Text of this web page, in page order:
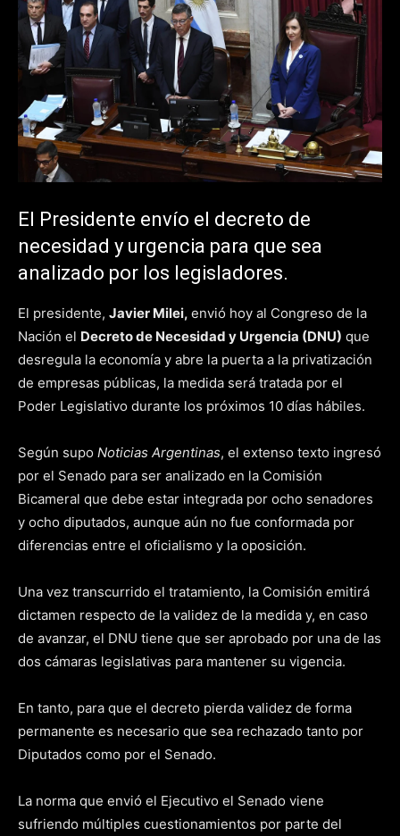
El Presidente envío el decreto de
necesidad y urgencia para que sea
analizado por los legisladores.
El presidente, Javier Milei, envió hoy al Congreso de la
Nación el Decreto de Necesidad y Urgencia (DNU) que
desregula la economía y abre la puerta a la privatización
de empresas públicas, la medida será tratada por el
Poder Legislativo durante los próximos 10 días hábiles.
Según supo Noticias Argentinas, el extenso texto ingresó
por el Senado para ser analizado en la Comisión
Bicameral que debe estar integrada por ocho senadores
y ocho diputados, aunque aún no fue conformada por
diferencias entre el oficialismo y la oposición.
Una vez transcurrido el tratamiento, la Comisión emitirá
dictamen respecto de la validez de la medida y, en caso
de avanzar, el DNU tiene que ser aprobado por una de las
dos cámaras legislativas para mantener su vigencia.
En tanto, para que el decreto pierda validez de forma
permanente es necesario que sea rechazado tanto por
Diputados como por el Senado.
La norma que envió el Ejecutivo el Senado viene
sufriendo múltiples cuestionamientos por parte del